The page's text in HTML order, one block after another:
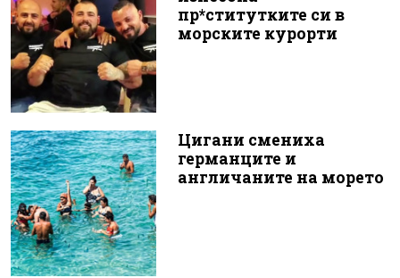
пр*ститутките си в
морските курорти
Цигани смениха
германците и
англичаните на морето